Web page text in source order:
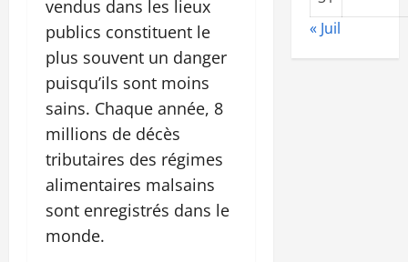
vendus dans les lieux
publics constituent le
plus souvent un danger
puisqu’ils sont moins
sains. Chaque année, 8
millions de décès
tributaires des régimes
alimentaires malsains
sont enregistrés dans le
monde.
« Juil